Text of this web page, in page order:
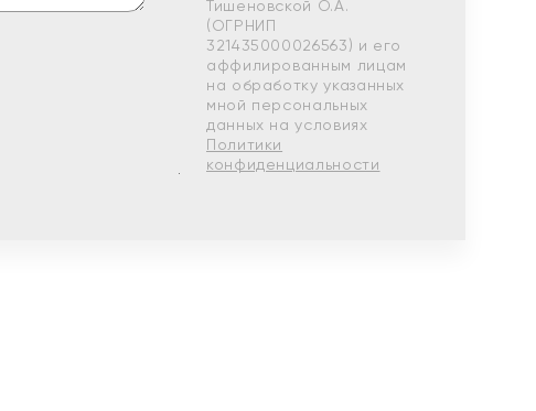
Тишеновской О.А.
(ОГРНИП
321435000026563) и его
аффилированным лицам
на обработку указанных
мной персональных
данных на условиях
Политики
конфиденциальности